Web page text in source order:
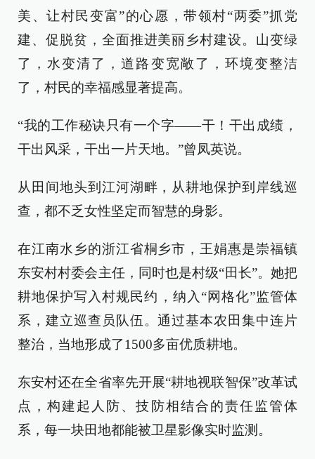
美、让村民变富”的心愿，带领村“两委”抓党
建、促脱贫，全面推进美丽乡村建设。山变绿
了，水变清了，道路变宽敞了，环境变整洁
了，村民的幸福感显著提高。
“我的工作秘诀只有一个字——干！干出成绩，
干出风采，干出一片天地。”曾凤英说。
从田间地头到江河湖畔，从耕地保护到岸线巡
查，都不乏女性坚定而智慧的身影。
在江南水乡的浙江省桐乡市，王娟惠是崇福镇
东安村村委会主任，同时也是村级“田长”。她把
耕地保护写入村规民约，纳入“网格化”监管体
系，建立巡查员队伍。通过基本农田集中连片
整治，当地形成了1500多亩优质耕地。
东安村还在全省率先开展“耕地视联智保”改革试
点，构建起人防、技防相结合的责任监管体
系，每一块田地都能被卫星影像实时监测。